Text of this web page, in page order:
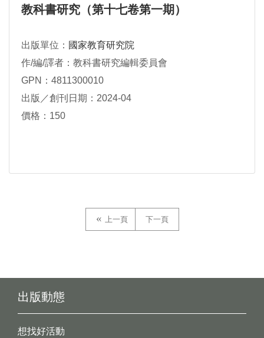
教科書研究（第十七卷第一期）
出版單位： 國家教育研究院
作/編/譯者：教科書研究編輯委員會
GPN：4811300010
出版／創刊日期：2024-04
價格：150
上一頁 下一頁
出版動態
想找好活動